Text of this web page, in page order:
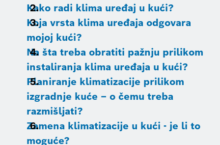
Kako radi klima uređaj u kući?
Koja vrsta klima uređaja odgovara
mojoj kući?
Na šta treba obratiti pažnju prilikom
instaliranja klima uređaja u kući?
Planiranje klimatizacije prilikom
izgradnje kuće – o čemu treba
razmišljati?
Zamena klimatizacije u kući - je li to
moguće?